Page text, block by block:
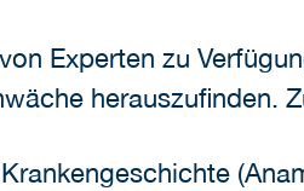
Experten zu
herauszufinden.